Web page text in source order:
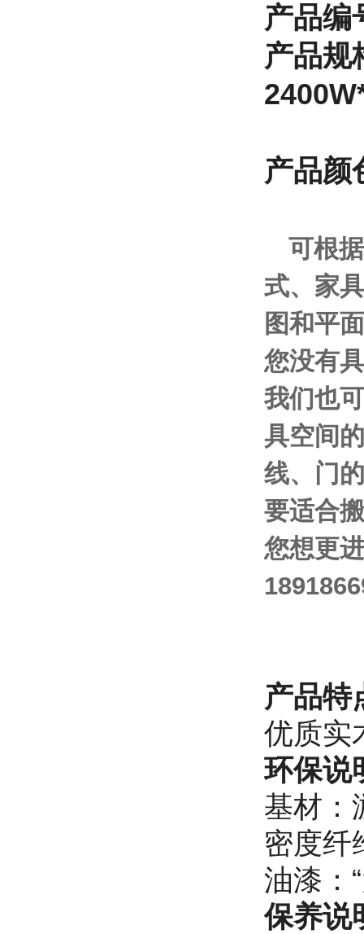
产品
产品
24
产品颜
可根据
式、家
图和平
您没有
我们也
具空间
线、门
要适合
您想更
产品特
优质实
环保说
基材：
密度纤
油漆：
保养说